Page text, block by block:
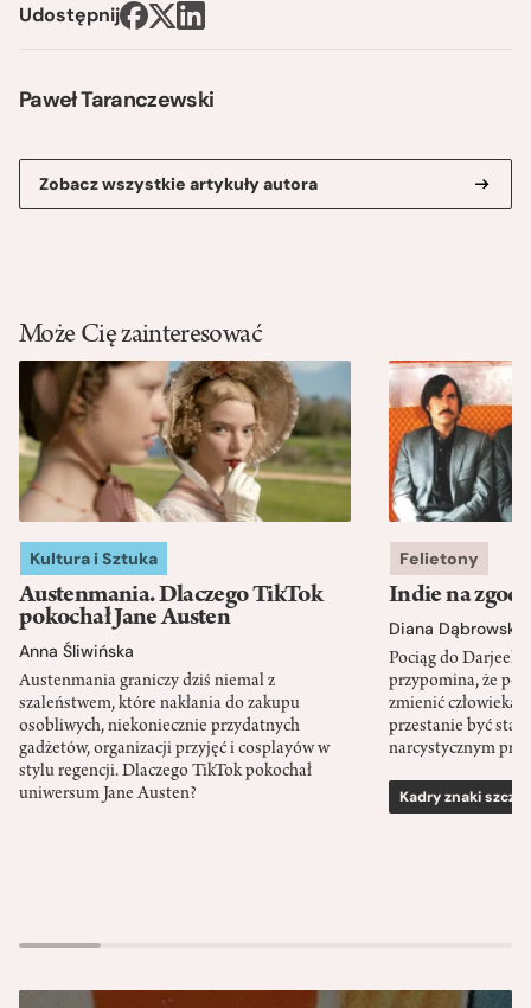
Paweł Taranczewski
Zobacz wszystkie artykuły autora
Udostępnij
Może Cię zainteresować
Kultura i Sztuka
Austenmania. Dlaczego TikTok
pokochał Jane Austen
Anna Śliwińska
Austenmania graniczy dziś niemal z
szaleństwem, które nakłania do zakupu
osobliwych, niekoniecznie przydatnych
gadżetów, organizacji przyjęć i cosplayów w
stylu regencji. Dlaczego TikTok pokochał
uniwersum Jane Austen?
Felietony
Indie na
Diana Dąbrowska
Pociąg do
przypomina, że
zmienić człowieka
przestanie być
narcystycznym
Kadry znaki